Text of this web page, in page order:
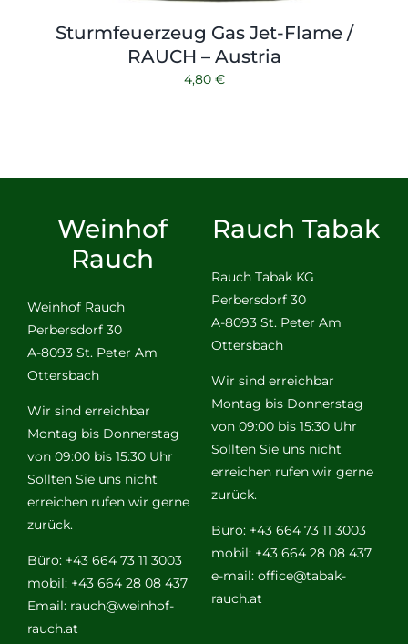
Sturmfeuerzeug Gas Jet-Flame /
RAUCH – Austria
4,80 €
Weinhof
Rauch
Weinhof Rauch
Perbersdorf 30
A-8093 St. Peter Am
Ottersbach
Wir sind erreichbar
Montag bis Donnerstag
von 09:00 bis 15:30 Uhr
Sollten Sie uns nicht
erreichen rufen wir gerne
zurück.
Büro: +43 664 73 11 3003
mobil: +43 664 28 08 437
Email: rauch@weinhof-
rauch.at
Rauch Tabak
Rauch Tabak KG
Perbersdorf 30
A-8093 St. Peter Am
Ottersbach
Wir sind erreichbar
Montag bis Donnerstag
von 09:00 bis 15:30 Uhr
Sollten Sie uns nicht
erreichen rufen wir gerne
zurück.
Büro: +43 664 73 11 3003
mobil: +43 664 28 08 437
e-mail: office@tabak-
rauch.at